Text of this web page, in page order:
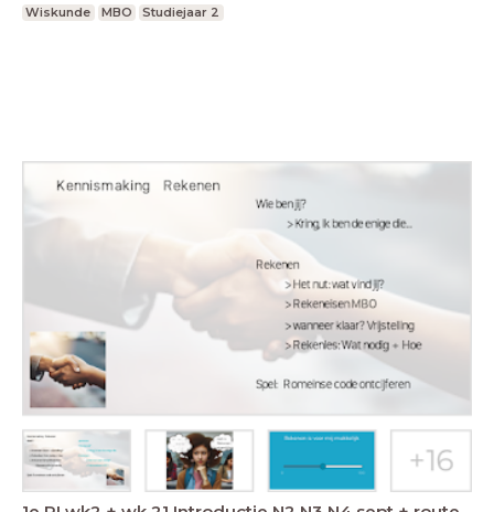
Wiskunde MBO Studiejaar 2